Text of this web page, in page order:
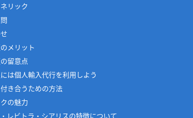
リック
メリット
留意点
は個人輸入代行を利用しよう
き合うための方法
の魅力
レビトラ・シアリスの特徴について